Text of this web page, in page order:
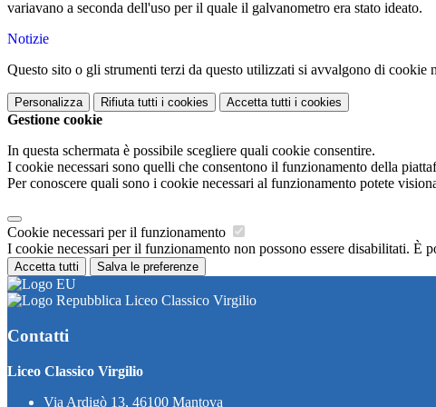
variavano a seconda dell'uso per il quale il galvanometro era stato ideato.
Notizie
Questo sito o gli strumenti terzi da questo utilizzati si avvalgono di
Personalizza Rifiuta tutti i cookies Accetta tutti i cookies
Gestione cookie
In questa schermata è possibile scegliere quali cookie consentire.
I cookie necessari sono quelli che consentono il funzionamento della
Per conoscere quali sono i cookie necessari al funzionamento potete
Cookie necessari per il funzionamento
I cookie necessari per il funzionamento non possono essere disabilitati. È
Accetta tutti Salva le preferenze
Liceo Classico Virgilio
Contatti
Liceo Classico Virgilio
Via Ardigò 13, 46100 Mantova